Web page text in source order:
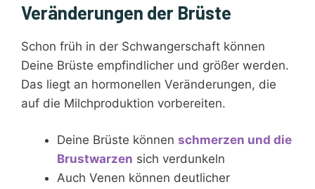
Veränderungen der Brüste
Schon früh in der Schwangerschaft können
Deine Brüste empfindlicher und größer werden.
Das liegt an hormonellen Veränderungen, die
auf die Milchproduktion vorbereiten.
Deine Brüste können schmerzen und die
Brustwarzen sich verdunkeln
Auch Venen können deutlicher